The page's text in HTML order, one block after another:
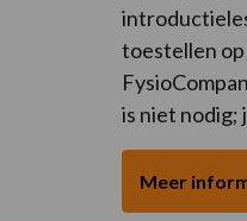
toestellen
is niet nodig;
Meer